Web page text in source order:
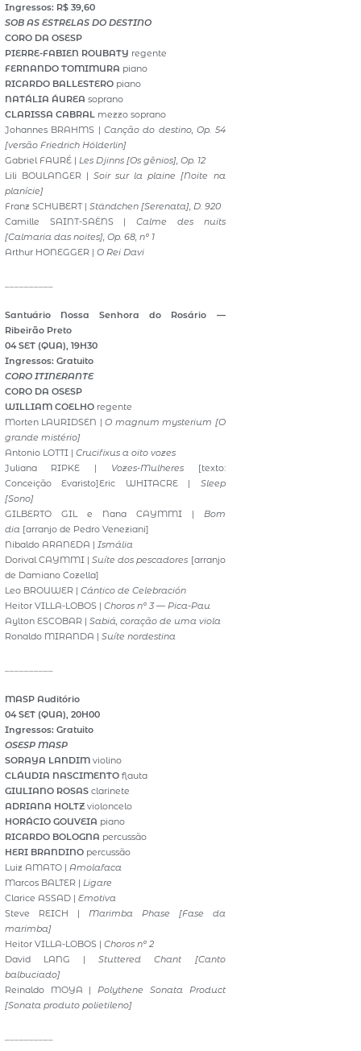
Ingressos: R$ 39,60
SOB AS ESTRELAS DO DESTINO
CORO DA OSESP
PIERRE-FABIEN ROUBATY regente
FERNANDO TOMIMURA piano
RICARDO BALLESTEROpiano
NATÁLIA ÁUREA soprano
CLARISSA CABRAL mezzo soprano
Johannes BRAHMS | Canção do destino, Op. 54
[versão Friedrich Hölderlin]
Gabriel FAURÉ | Les Djinns [Os gênios], Op. 12
Lili BOULANGER |Soir sur la plaine [Noite na
planície]
Franz SCHUBERT | Ständchen [Serenata], D. 920
Camille SAINT-SAËNS |Calme des nuits
[Calmaria das noites], Op. 68, nº 1
Arthur HONEGGER | O Rei Davi
Santuário Nossa Senhora do Rosário —
Ribeirão Preto
04 SET (QUA), 19H30
Ingressos: Gratuito
CORO ITINERANTE
CORO DA OSESP
WILLIAM COELHO regente
Morten LAURIDSEN |O magnum mysterium [O
grande mistério]
Antonio LOTTI | Crucifixus a oito vozes
Juliana RIPKE | Vozes-Mulheres
[texto:
Conceição Evaristo]Eric WHITACRE | Sleep
[Sono]
GILBERTO GIL e Nana CAYMMI | Bom
dia [arranjo de Pedro Veneziani]
Nibaldo ARANEDA | Ismália
Dorival CAYMMI |Suíte dos pescadores [arranjo
de Damiano Cozella]
Leo BROUWER | Cántico de Celebración
Heitor VILLA-LOBOS | Choros nº 3 — Pica-Pau
Aylton ESCOBAR | Sabiá, coração de uma viola
Ronaldo MIRANDA | Suíte nordestina
MASP Auditório
04 SET (QUA), 20H00
Ingressos: Gratuito
OSESP MASP
SORAYA LANDIM violino
CLÁUDIA NASCIMENTO flauta
GIULIANO ROSAS clarinete
ADRIANA HOLTZ violoncelo
HORÁCIO GOUVEIA piano
RICARDO BOLOGNA percussão
HERI BRANDINO percussão
Luiz AMATO | Amolafaca
Marcos BALTER | Ligare
Clarice ASSAD | Emotiva
Steve REICH | Marimba Phase [Fase da
marimba]
Heitor VILLA-LOBOS | Choros nº 2
David LANG |Stuttered Chant [Canto
balbuciado]
Reinaldo MOYA |Polythene Sonata Product
[Sonata produto polietileno]